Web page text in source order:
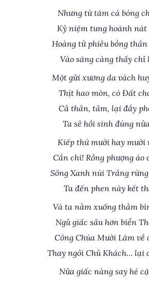
Nhưng từ tăm cá bóng
Kỷ niệm tung hoành nát
Hoàng tử phiêu bồng thân
Vào săng càng thấy chỉ
Một gửi xương da vách
Thịt hao mòn, có Đất
Cả thân, tâm, lại đầy
Ta sẽ hồi sinh đúng
Kiếp thứ mười hay mười
Cần chi! Rồng phượng áo
Sông Xanh núi Trắng
Ta đến phen này kết
Và ta nằm xuống thảm
Ngủ giấc sâu hơn biển
Công Chúa Mười Lăm về
Thay ngôi Chủ Khách… lại
Nửa giấc nàng say hé